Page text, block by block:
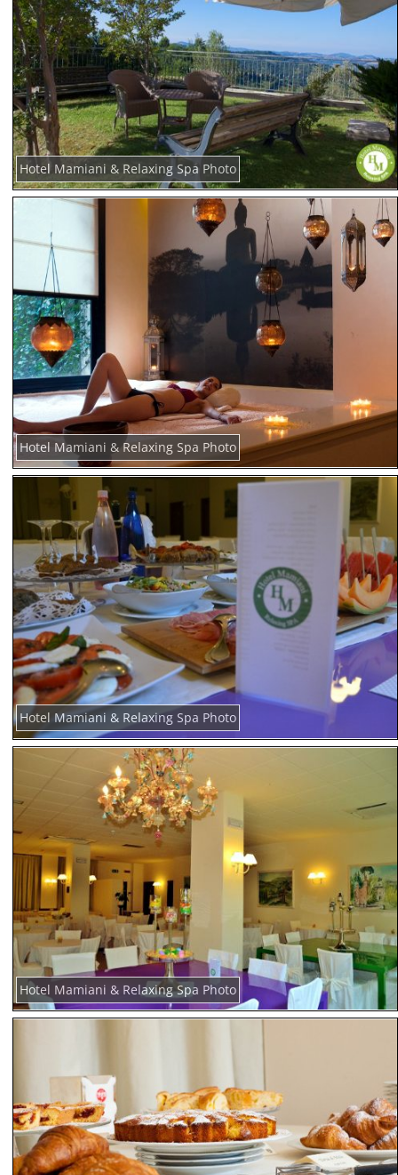
Hotel Mamiani & Relaxing Spa Photo
Hotel Mamiani & Relaxing Spa Photo
Hotel Mamiani & Relaxing Spa Photo
Hotel Mamiani & Relaxing Spa Photo